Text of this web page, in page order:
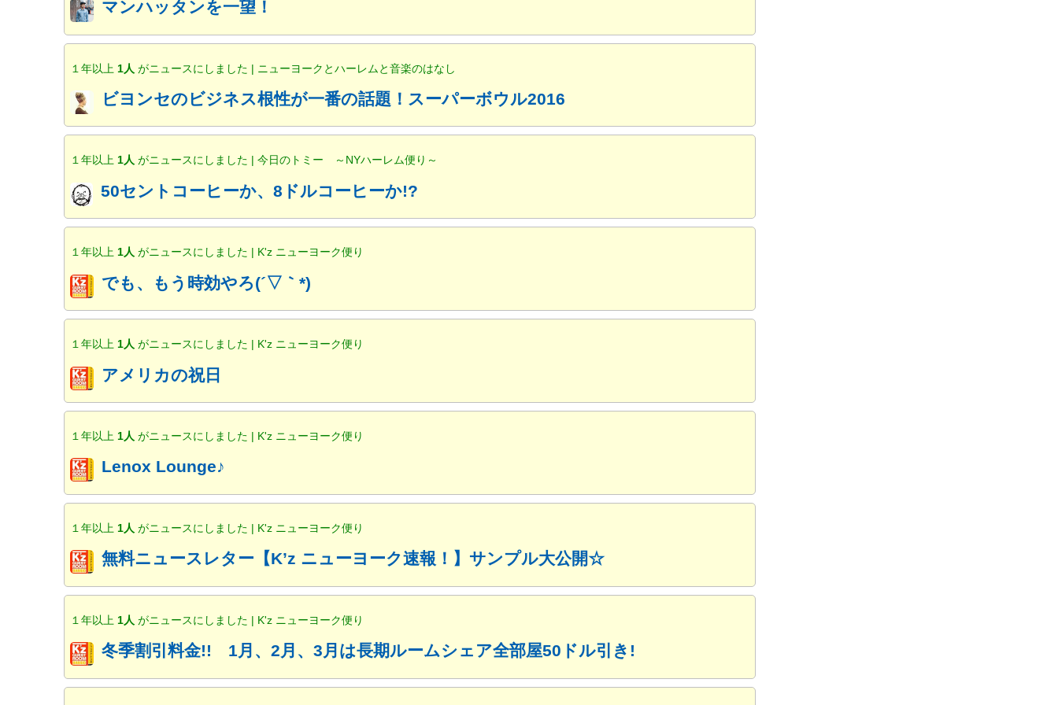
マンハッタンを一望！
１年以上 1人がニュースにしました | ニューヨークとハーレムと音楽のはなし
ビヨンセのビジネス根性が一番の話題！スーパーボウル2016
１年以上1人がニュースにしました | 今日のトミー ～NYハーレム便り～
50セントコーヒーか、8ドルコーヒーか!?
１年以上1人がニュースにしました | K'z ニューヨーク便り
でも、もう時効やろ(´▽｀*)
１年以上 1人がニュースにしました | K'z ニューヨーク便り
アメリカの祝日
１年以上 1人がニュースにしました | K'z ニューヨーク便り
Lenox Lounge♪
１年以上 1人がニュースにしました | K'z ニューヨーク便り
無料ニュースレター【K’z ニューヨーク速報！】サンプル大公開☆
１年以上 1人がニュースにしました | K'z ニューヨーク便り
冬季割引料金!! 1月、2月、3月は長期ルームシェア全部屋50ドル引き!